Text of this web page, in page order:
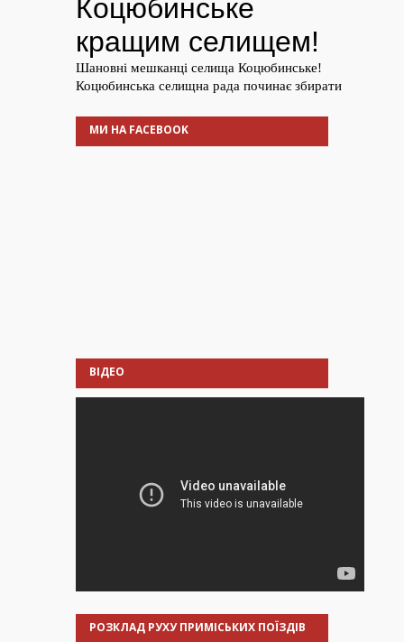
МИ НА FACEBOOK
ВІДЕО
РОЗКЛАД РУХУ ПРИМІСЬКИХ ПОЇЗДІВ